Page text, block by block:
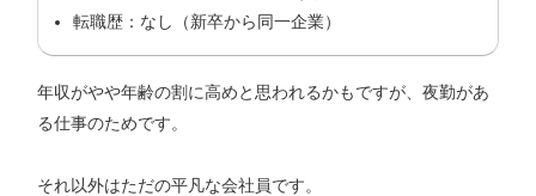
転職歴：なし（新卒から同一企業）
年収がやや年齢の割に高めと思われるかもですが、夜勤があ
る仕事のためです。
それ以外はただの平凡な会社員です。